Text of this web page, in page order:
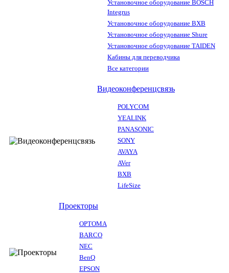
Установочное оборудование BOSCH
Integrus
Установочное оборудование BXB
Установочное оборудование Shure
Установочное оборудование TAIDEN
Кабины для переводчика
Все категории
Видеоконференцсвязь
POLYCOM
YEALINK
PANASONIC
SONY
AVAYA
AVer
BXB
LifeSize
Проекторы
OPTOMA
BARCO
NEC
BenQ
EPSON